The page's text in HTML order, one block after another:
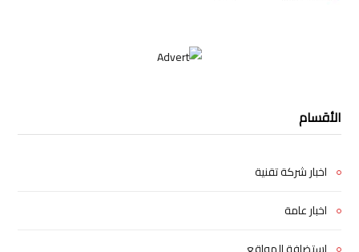
الأقسام
اخبار شركة تقنية
اخبار عامة